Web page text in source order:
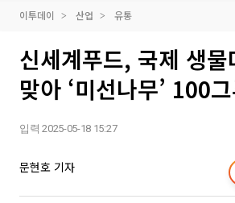
이투데이 산업 유통
신세계푸드, 국제 생
맞아 ‘미선나무’ 100
입력 2025-05-18 15:27
문현호 기자